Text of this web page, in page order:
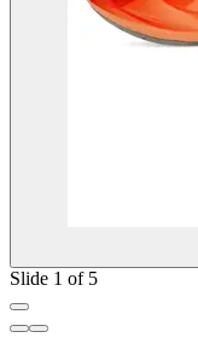
Slide 1 of 5